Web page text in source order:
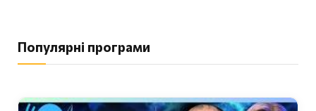
Популярні програми